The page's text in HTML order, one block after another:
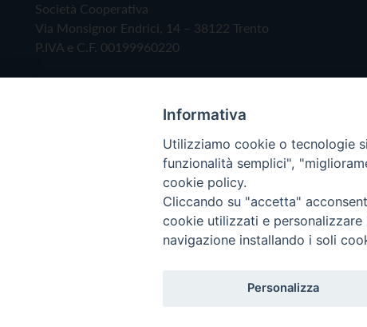
Società Cooperativa
Via Monsignor Endrici, 14 – 38122 Trento
P.IVA e C.F. 00199960220
Copyright © 2019 - Tutti i diritti riservati - Vita
Informativa
Utilizziamo cookie o tecnologie
funzionalità semplici",
cookie policy.
Cliccando su "accetta"
cookie utilizzati e
navigazione installando i soli
Personalizza